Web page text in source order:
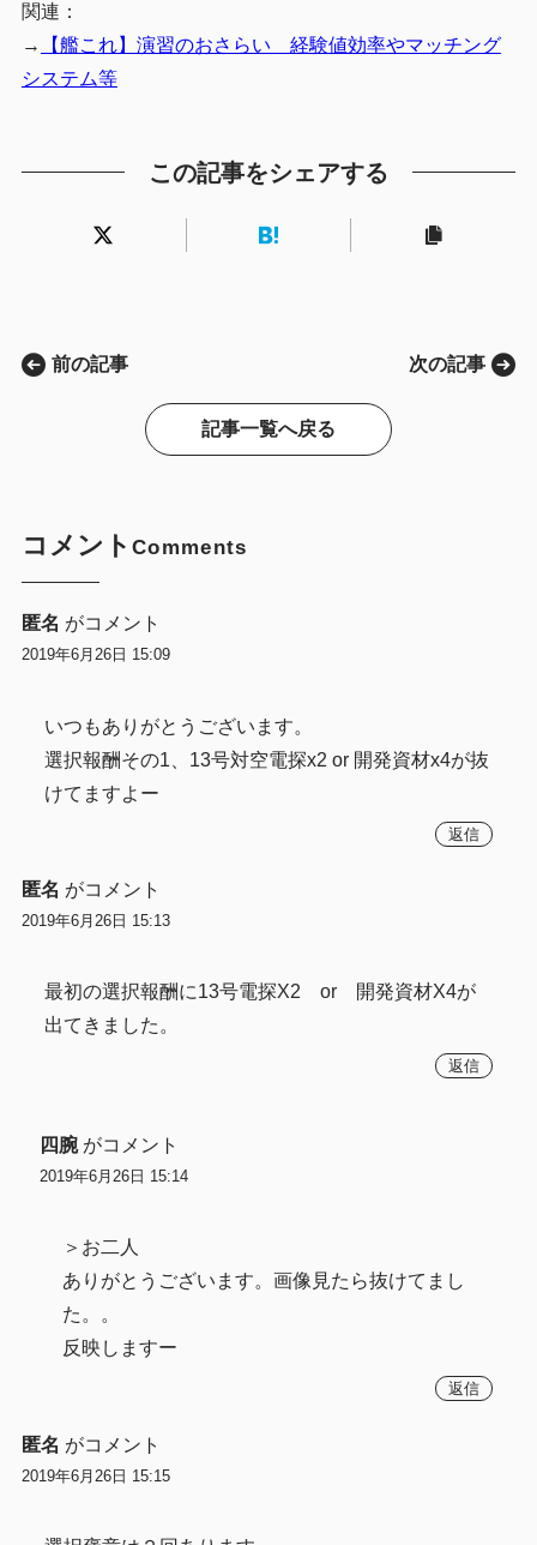
関連：
→
【艦これ】演習のおさらい 経験値効率やマッチング
システム等
この記事をシェアする
前の記事
記事一覧へ戻る
次の記事
コメント Comments
匿名 がコメント
2019年6月26日 15:09
いつもありがとうございます。
選択報酬その1、13号対空電探x2 or 開発資材x4が抜
けてますよー
返信
匿名 がコメント
2019年6月26日 15:13
最初の選択報酬に13号電探X2 or 開発資材X4が
出てきました。
返信
四腕 がコメント
2019年6月26日 15:14
＞お二人
ありがとうございます。画像見たら抜けてまし
た。。
反映しますー
返信
匿名 がコメント
2019年6月26日 15:15